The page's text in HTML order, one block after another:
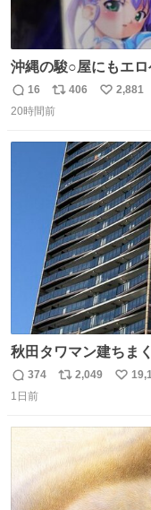
沖縄の駿○屋にもエ
った
返
信
16
リ
ポ
ト
数
406
い
数
2,881
20時間前
秋田タワマン建ちま
パクトシティつくっ
全部駅前にある
返
信
374
リ
2,049
い
数
1日前